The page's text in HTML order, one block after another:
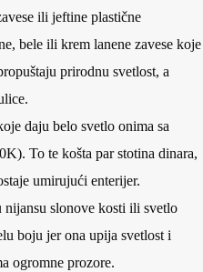
ili jeftine plastične
bele ili krem lanene zavese koje
prirodnu svetlost, a
daju belo svetlo onima sa
To te košta par stotina dinara,
umirujući enterijer.
nijansu slonove kosti ili svetlo
boju jer ona upija svetlost i
ogromne prozore.